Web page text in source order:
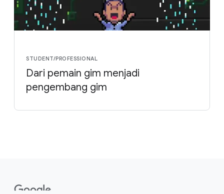
STUDENT/PROFESSIONAL
Dari pemain gim menjadi
pengembang gim